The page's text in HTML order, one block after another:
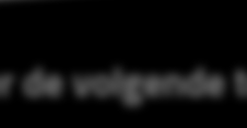
de volgende